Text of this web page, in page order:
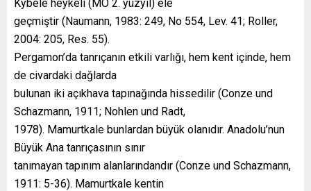
Kybele heykeli (MÖ 2. yüzyıl) ele
geçmiştir (Naumann, 1983: 249, No 554, Lev. 41; Roller,
2004: 205, Res. 55).
Pergamon’da tanrıçanın etkili varlığı, hem kent içinde, hem
de civardaki dağlarda
bulunan iki açıkhava tapınağında hissedilir (Conze und
Schazmann, 1911; Nohlen und Radt,
1978). Mamurtkale bunlardan büyük olanıdır. Anadolu’nun
Büyük Ana tanrıçasının sınır
tanımayan tapınım alanlarındandır (Conze und Schazmann,
1911: 5-36). Mamurtkale kentin